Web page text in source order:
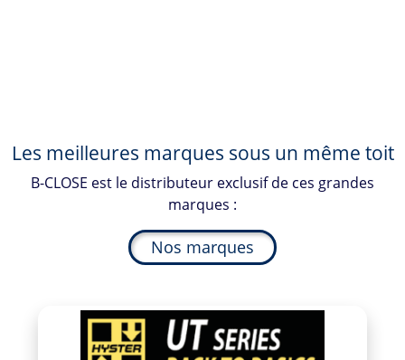
Les meilleures marques sous un même toit
B-CLOSE est le distributeur exclusif de ces grandes
marques :
Nos marques